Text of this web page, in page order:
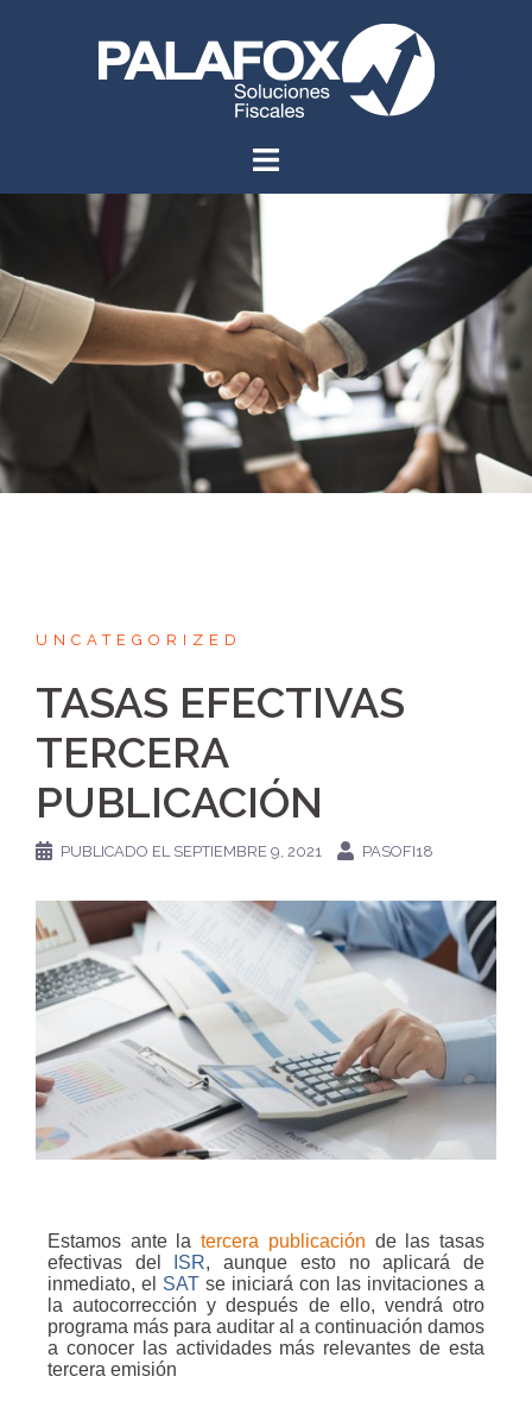
UNCATEGORIZED
TASAS EFECTIVAS
TERCERA
PUBLICACIÓN
PUBLICADO EL SEPTIEMBRE 9, 2021 PASOFI18
Estamos ante latercera publicación de las tasas
efectivas del
ISR, aunque esto no aplicará de
inmediato, el SAT se iniciará con las invitaciones a
la autocorrección y después de ello, vendrá otro
programa más para auditar al a continuación damos
a conocer las actividades más relevantes de esta
tercera emisión